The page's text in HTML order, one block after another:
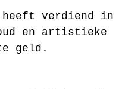
verdiend in
en artistieke
geld.